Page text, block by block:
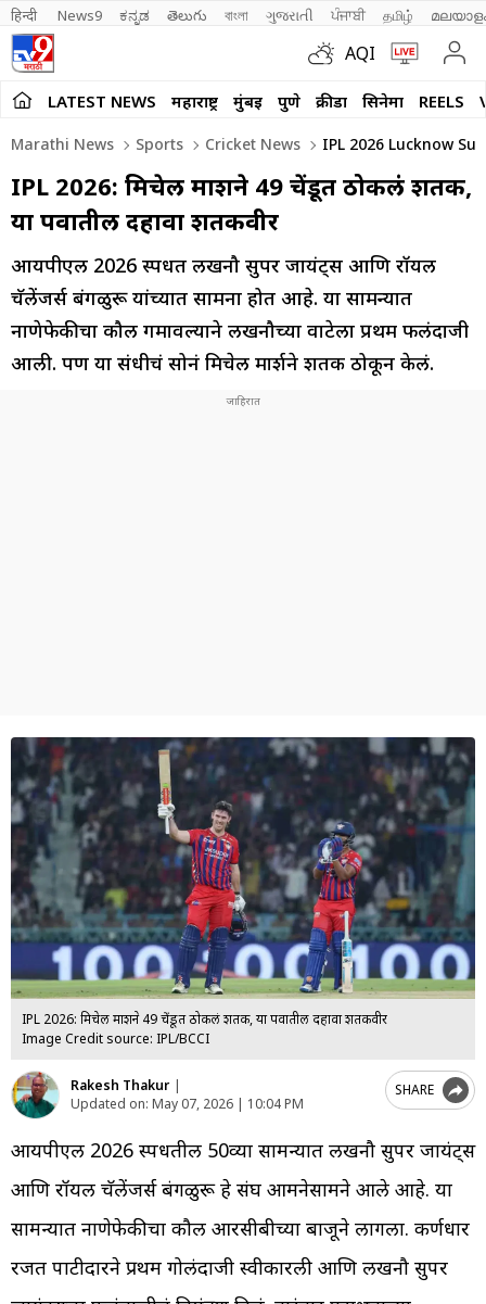
हिन्दी News9 ಕನ್ನಡ తెలుగు বাংলা ગુજરાતી ਪੰਜਾਬੀ தமிழ்
AQI
LATEST NEWS महाराष्ट्र मुंबई पुणे क्रीडा सिनेमा REELS
Marathi News Sports Cricket News IPL 2026 Lucknow
IPL 2026: मिचेल मार्शने 49 चेंडूत ठोकलं शतक,
या पर्वातील दहावा शतकवीर
आयपीएल 2026 स्पर्धेत लखनौ सुपर जायंट्स आणि रॉयल
चॅलेंजर्स बंगळुरू यांच्यात सामना होत आहे. या सामन्यात
नाणेफेकीचा कौल गमावल्याने लखनौच्या वाटेला प्रथम फलंदाजी
आली. पण या संधीचं सोनं मिचेल मार्शने शतक ठोकून केलं.
IPL 2026: मिचेल मार्शने 49 चेंडूत ठोकलं शतक, या पर्वातील दहावा शतकवीर
Image Credit source: IPL/BCCI
Rakesh Thakur |
Updated on: May 07, 2026 | 10:04 PM
SHARE
आयपीएल 2026 स्पर्धेतील 50व्या सामन्यात लखनौ सुपर जायंट्स
आणि रॉयल चॅलेंजर्स बंगळुरू हे संघ आमनेसामने आले आहे. या
सामन्यात नाणेफेकीचा कौल आरसीबीच्या बाजूने लागला. कर्णधार
रजत पाटीदारने प्रथम गोलंदाजी स्वीकारली आणि लखनौ सुपर